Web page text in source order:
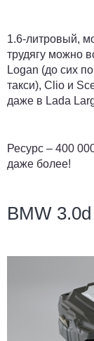
1.6-литровый,
трудягу можно
Logan (до сих
такси), Clio и
даже в Lada
Ресурс – 400
даже более!
BMW